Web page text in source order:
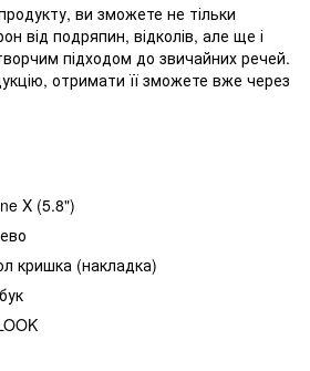
ви зможете не тільки
від подряпин, відколів, але ще і
підходом до звичайних речей.
отримати її зможете вже через
X (5.8")
кришка (накладка)